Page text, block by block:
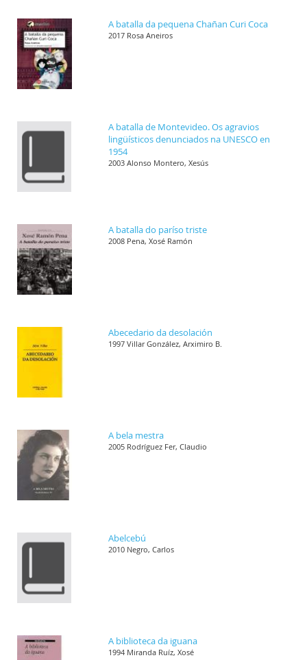
A batalla da pequena Chañan Curi Coca
2017 Rosa Aneiros
A batalla de Montevideo. Os agravios
lingüísticos denunciados na UNESCO en
1954
2003 Alonso Montero, Xesús
A batalla do paríso triste
2008 Pena, Xosé Ramón
Abecedario da desolación
1997 Villar González, Arximiro B.
A bela mestra
2005 Rodríguez Fer, Claudio
Abelcebú
2010 Negro, Carlos
A biblioteca da iguana
1994 Miranda Ruíz, Xosé